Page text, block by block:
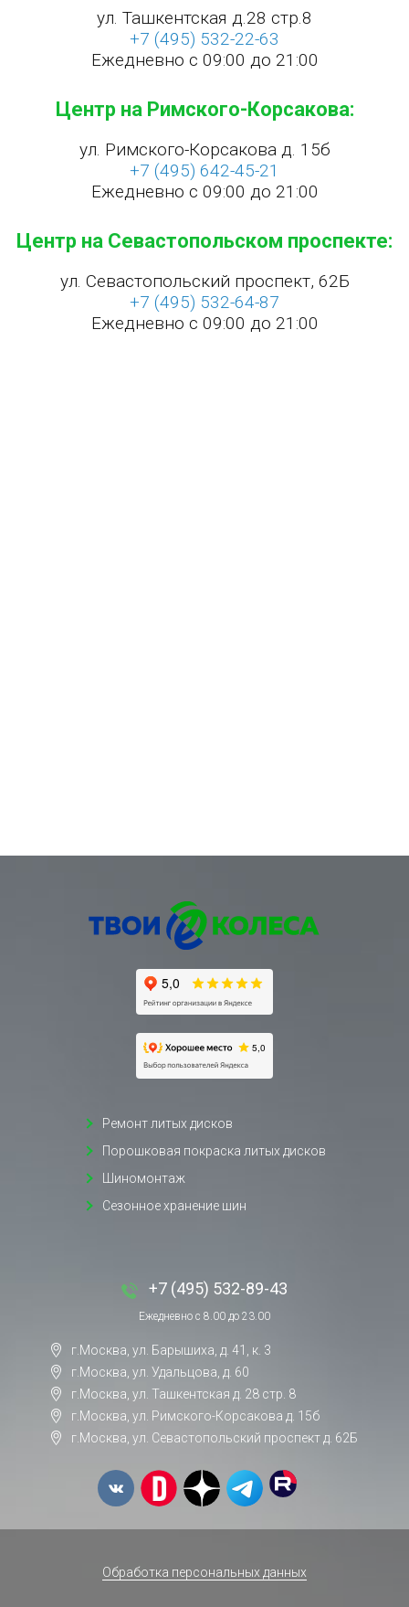
ул. Ташкентская д.28 стр.8
+7 (495) 532-22-63
Ежедневно с 09:00 до 21:00
Центр на Римского-Корсакова:
ул. Римского-Корсакова д. 15б
+7 (495) 642-45-21
Ежедневно с 09:00 до 21:00
Центр на Севастопольском проспекте:
ул. Севастопольский проспект, 62Б
+7 (495) 532-64-87
Ежедневно с 09:00 до 21:00
Ремонт литых дисков
Порошковая покраска литых дисков
Шиномонтаж
Сезонное хранение шин
+7 (495) 532-89-43
Ежедневно с 8.00 до 23.00
г.Москва, ул. Барышиха, д. 41, к. 3
г.Москва, ул. Удальцова, д. 60
г.Москва, ул. Ташкентская д. 28 стр. 8
г.Москва, ул. Римского-Корсакова д. 15б
г.Москва, ул. Севастопольский проспект д. 62Б
Обработка персональных данных